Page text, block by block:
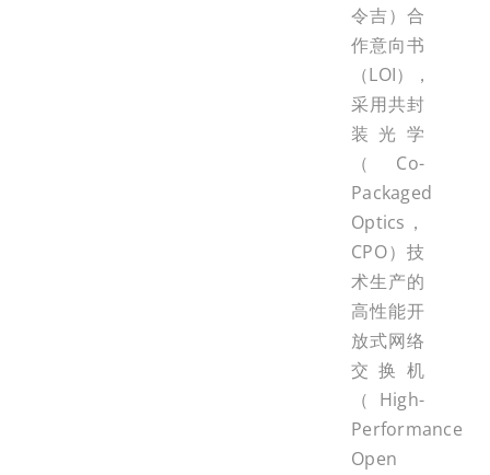
令吉）合
作意向书
（LOI），
采用共封
装光学
（Co-
Packaged
Optics，
CPO）技
术生产的
高性能开
放式网络
交换机
（High-
Performance
Open